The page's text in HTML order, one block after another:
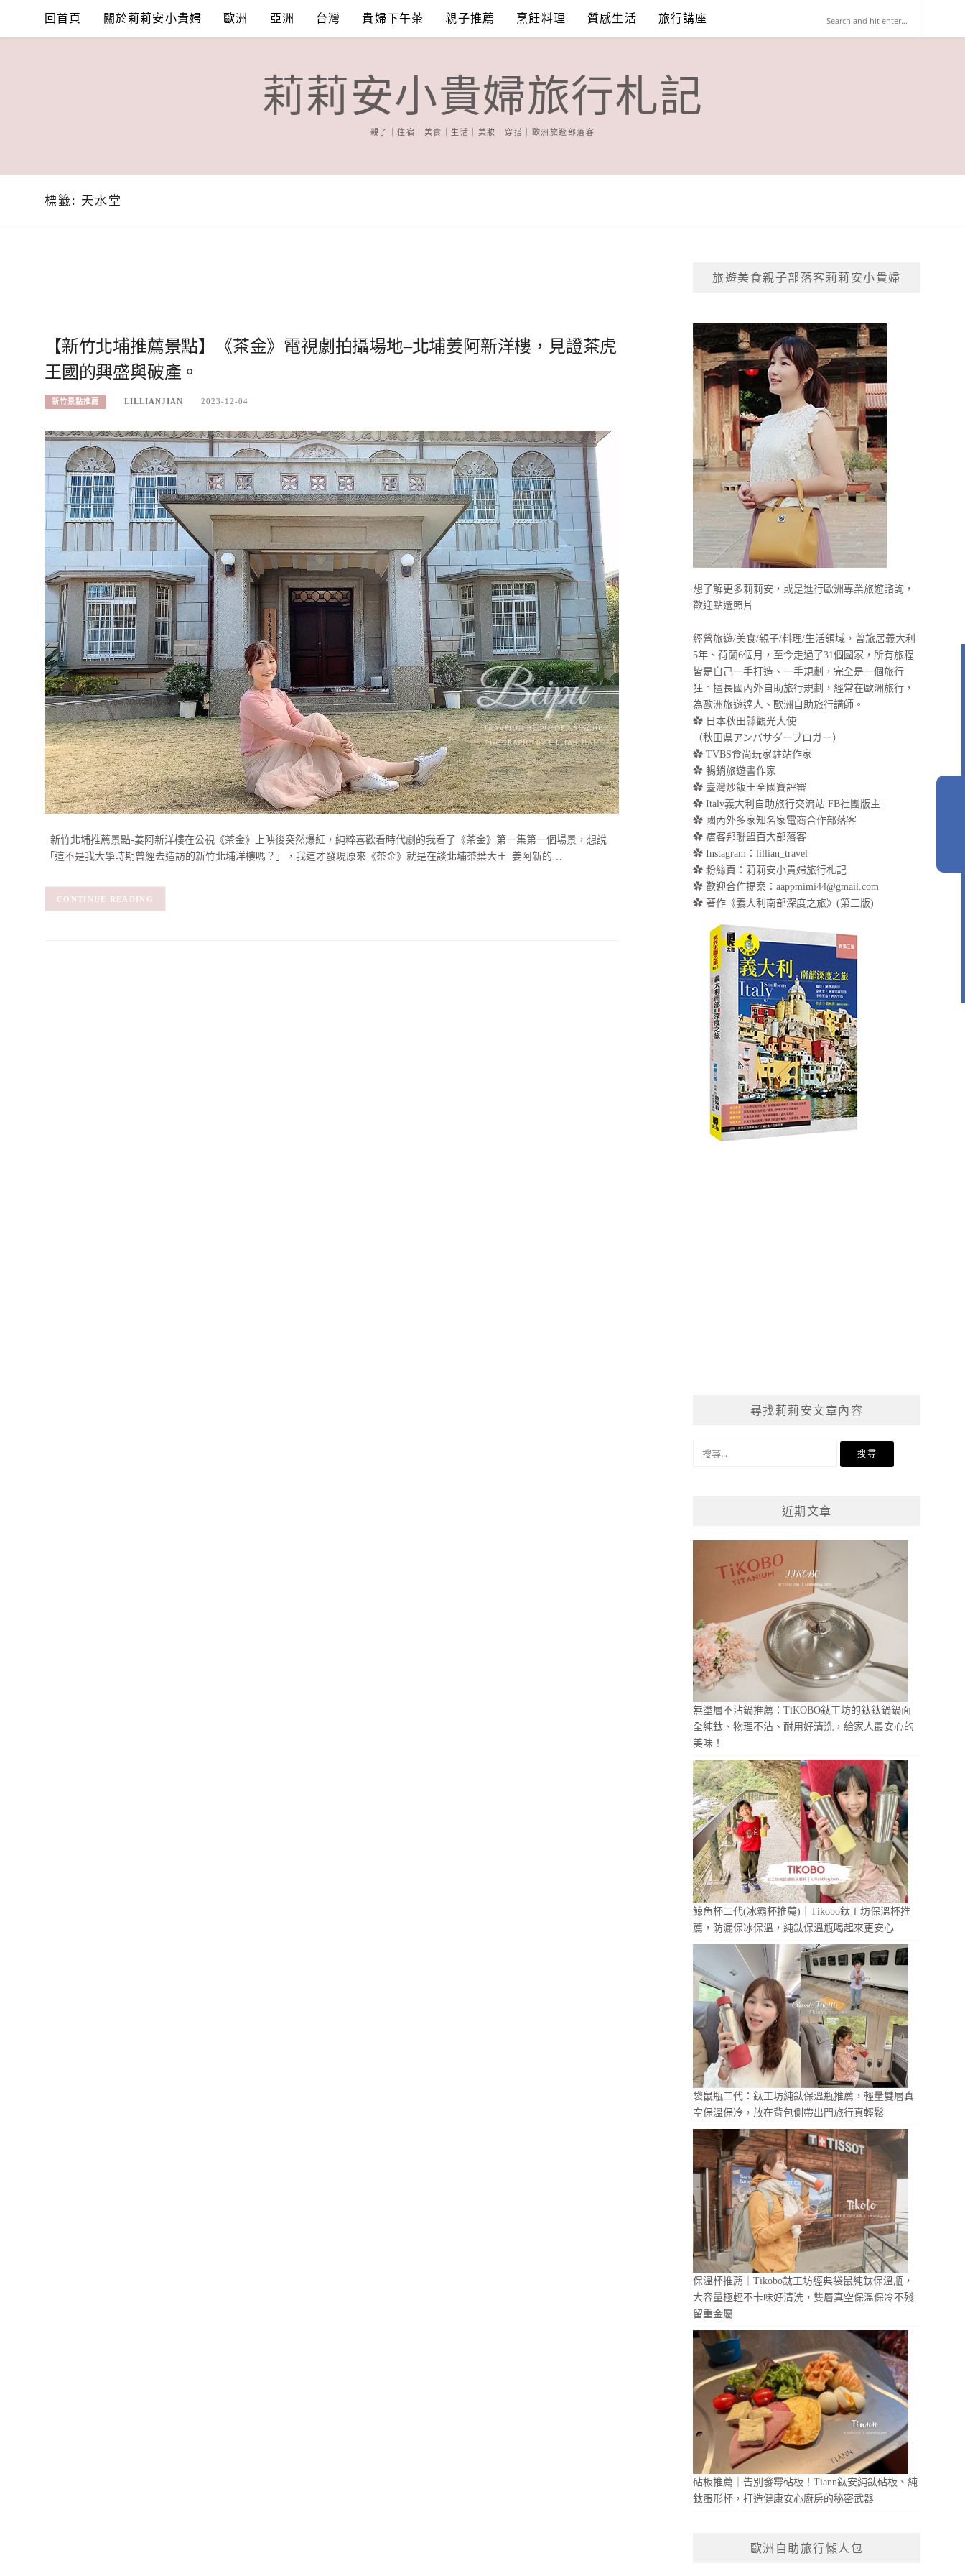
回首頁 關於莉莉安小貴婦 歐洲 亞洲 台灣 貴婦下午茶 親子推薦 烹飪料理 質感生活 旅行講座
莉莉安小貴婦旅行札記
親子｜住宿｜美食｜生活｜美妝｜穿搭｜歐洲旅遊部落客
標籤: 天水堂
【新竹北埔推薦景點】《茶金》電視劇拍攝場地–北埔姜阿新洋樓，見證茶虎
王國的興盛與破產。
新竹景點推薦 LILLIANJIAN 2023-12-04
新竹北埔推薦景點-姜阿新洋樓在公視《茶金》上映後突然爆紅，純粹喜歡看時代劇的我看了《茶金》第一集第一個場景，想說
「這不是我大學時期曾經去造訪的新竹北埔洋樓嗎？」，我這才發現原來《茶金》就是在談北埔茶葉大王–姜阿新的…
CONTINUE READING
旅遊美食親子部落客莉莉安小貴婦
想了解更多莉莉安，或是進行歐洲專業旅遊諮詢，
歡迎點選照片
經營旅遊/美食/親子/料理/生活領域，曾旅居義大利
5年、荷蘭6個月，至今走過了31個國家，所有旅程
皆是自己一手打造、一手規劃，完全是一個旅行
狂。擅長國內外自助旅行規劃，經常在歐洲旅行，
為歐洲旅遊達人、歐洲自助旅行講師。
✿ 日本秋田縣觀光大使
（秋田県アンバサダーブロガー）
✿ TVBS食尚玩家駐站作家
✿ 暢銷旅遊書作家
✿ 臺灣炒飯王全國賽評審
✿ Italy義大利自助旅行交流站 FB社團版主
✿ 國內外多家知名家電商合作部落客
✿ 痞客邦聯盟百大部落客
✿Instagram：lillian_travel
✿粉絲頁：莉莉安小貴婦旅行札記
✿ 歡迎合作提案：aappmimi44@gmail.com
✿ 著作《義大利南部深度之旅》(第三版)
尋找莉莉安文章內容
近期文章
無塗層不沾鍋推薦：TiKOBO鈦工坊的鈦鈦鍋鍋面
全純鈦、物理不沾、耐用好清洗，給家人最安心的
美味！
鯨魚杯二代(冰霸杯推薦)｜Tikobo鈦工坊保溫杯推
薦，防漏保冰保溫，純鈦保溫瓶喝起來更安心
袋鼠瓶二代：鈦工坊純鈦保溫瓶推薦，輕量雙層真
空保溫保冷，放在背包側帶出門旅行真輕鬆
保溫杯推薦｜Tikobo鈦工坊經典袋鼠純鈦保溫瓶，
大容量極輕不卡味好清洗，雙層真空保溫保冷不殘
留重金屬
砧板推薦｜告別發霉砧板！Tiann鈦安純鈦砧板、純
鈦蛋形杯，打造健康安心廚房的秘密武器
歐洲自助旅行懶人包